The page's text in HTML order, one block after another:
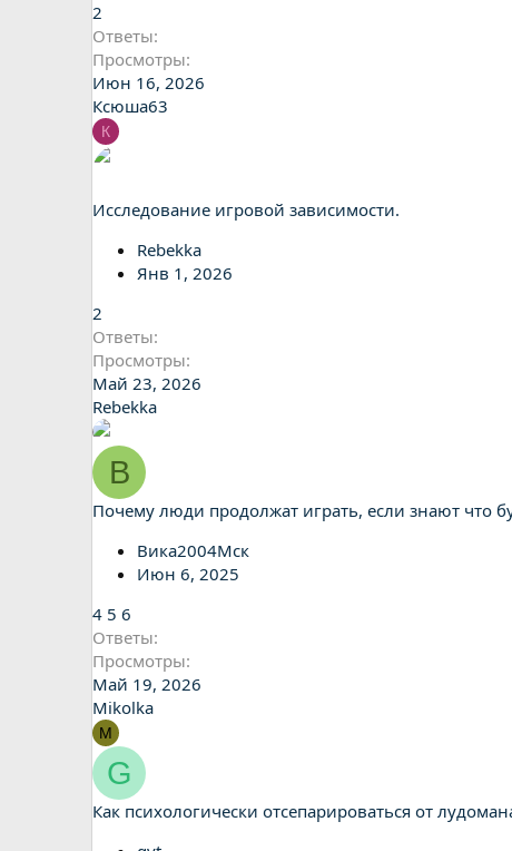
2
Ответы
Просмотры
Июн 16, 2026
Ксюша63
К
Исследование игровой зависимости.
Rebekka
Янв 1, 2026
2
Ответы
Просмотры
Май 23, 2026
Rebekka
В
Почему люди продолжат играть, если знают что
Вика2004Мск
Июн 6, 2025
4 5 6
Ответы
Просмотры
Май 19, 2026
Mikolka
M
G
Как психологически отсепарироваться от